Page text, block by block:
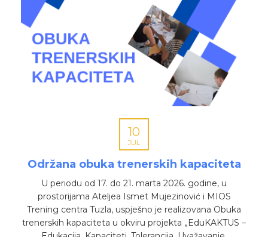
10
JUL
Održana obuka trenerskih kapaciteta
U periodu od 17. do 21. marta 2026. godine, u
prostorijama Ateljea Ismet Mujezinović i MIOS
Trening centra Tuzla, uspješno je realizovana Obuka
trenerskih kapaciteta u okviru projekta „EduKAKTUS –